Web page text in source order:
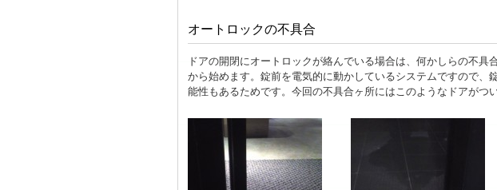
オートロックの不具合
ドアの開閉にオートロックが絡んでいる場合は、何かしらの不具
から始めます。錠前を電気的に動かしているシステムですので、
能性もあるためです。今回の不具合ヶ所にはこのようなドアがつ